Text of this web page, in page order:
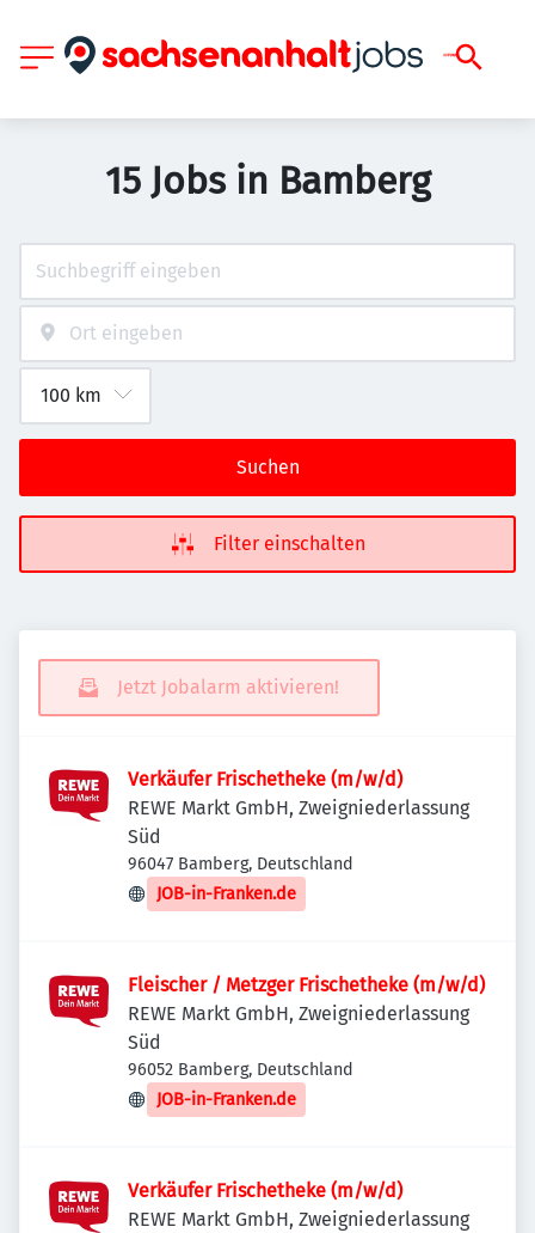
15 Jobs in Bamberg
Suchen
Filter einschalten
Jetzt Jobalarm aktivieren!
Verkäufer Frischetheke (m/w/d)
REWE Markt GmbH, Zweigniederlassung
Süd
96047 Bamberg, Deutschland
JOB-in-Franken.de
Fleischer / Metzger Frischetheke (m/w/d)
REWE Markt GmbH, Zweigniederlassung
Süd
96052 Bamberg, Deutschland
JOB-in-Franken.de
Verkäufer Frischetheke (m/w/d)
REWE Markt GmbH, Zweigniederlassung